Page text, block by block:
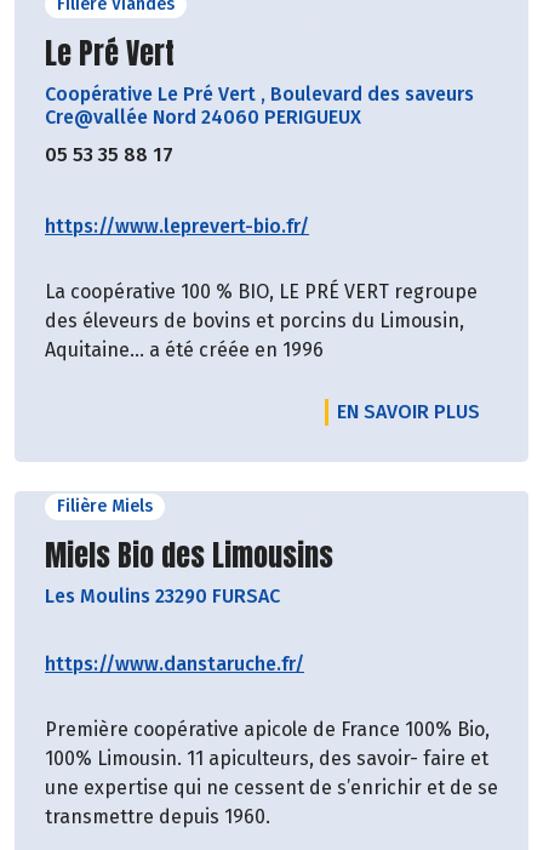
Découvrir le producteur
Le Pré Vert
Coopérative Le Pré Vert , Boulevard des saveurs
Cre@vallée Nord 24060 PERIGUEUX
05 53 35 88 17
https://www.leprevert-bio.fr/
La coopérative 100 % BIO, LE PRÉ VERT regroupe
des éleveurs de bovins et porcins du Limousin,
Aquitaine… a été créée en 1996
EN SAVOIR PLUS
Filière Miels
Découvrir le producteur
Miels Bio des Limousins
Les Moulins 23290 FURSAC
https://www.danstaruche.fr/
Première coopérative apicole de France 100% Bio,
100% Limousin. 11 apiculteurs, des savoir- faire et
une expertise qui ne cessent de s’enrichir et de se
transmettre depuis 1960.